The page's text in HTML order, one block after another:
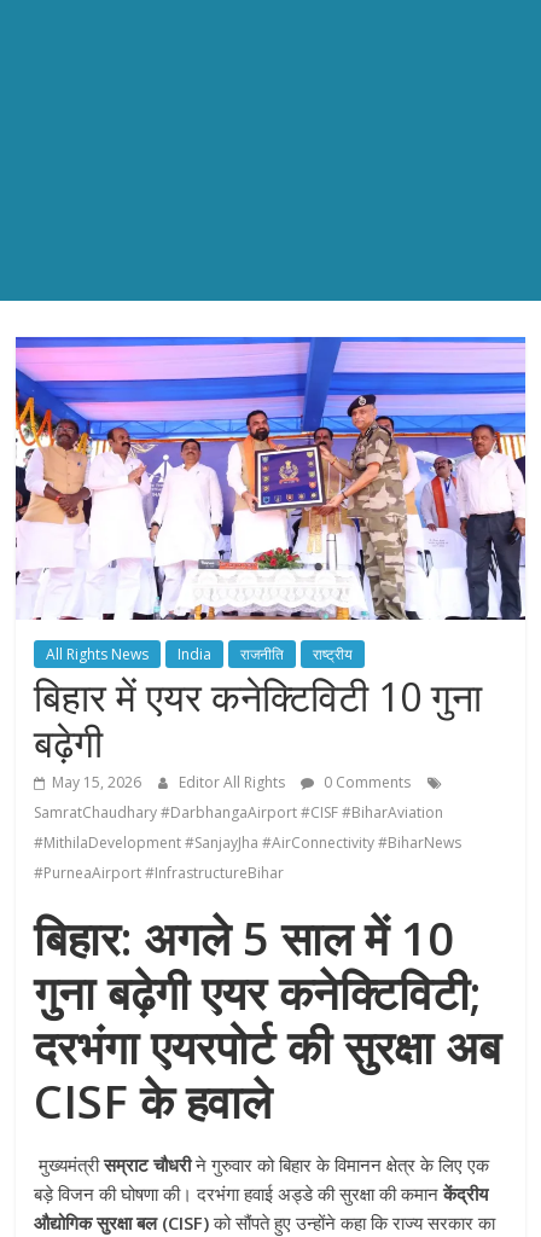
All Rights News India राजनीति राष्ट्रीय
बिहार में एयर कनेक्टिविटी 10 गुना
बढ़ेगी
May 15, 2026 Editor All Rights
0 Comments
SamratChaudhary #DarbhangaAirport #CISF #BiharAviation
#MithilaDevelopment #SanjayJha #AirConnectivity #BiharNews
#PurneaAirport #InfrastructureBihar
बिहार: अगले 5 साल में 10
गुना बढ़ेगी एयर कनेक्टिविटी;
दरभंगा एयरपोर्ट की सुरक्षा अब
CISF के हवाले
मुख्यमंत्रीसम्राट चौधरीने गुरुवार को बिहार के विमानन क्षेत्र के लिए एक
बड़े विजन की घोषणा की। दरभंगा हवाई अड्डे की सुरक्षा की कमानकेंद्रीय
औद्योगिक सुरक्षा बल (CISF)को सौंपते हुए उन्होंने कहा कि राज्य सरकार का